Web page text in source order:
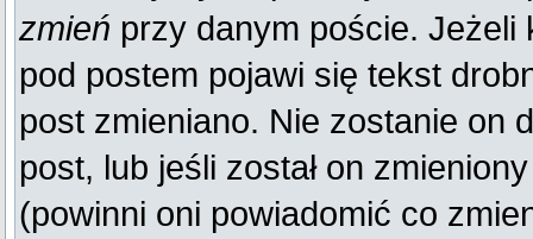
zmień przy danym poście. Jeżeli
pod postem pojawi się tekst
post zmieniano. Nie zostanie on
post, lub jeśli został on
(powinni oni powiadomić co